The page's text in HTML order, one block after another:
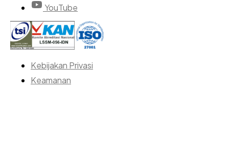
YouTube
Kebijakan Privasi
Keamanan